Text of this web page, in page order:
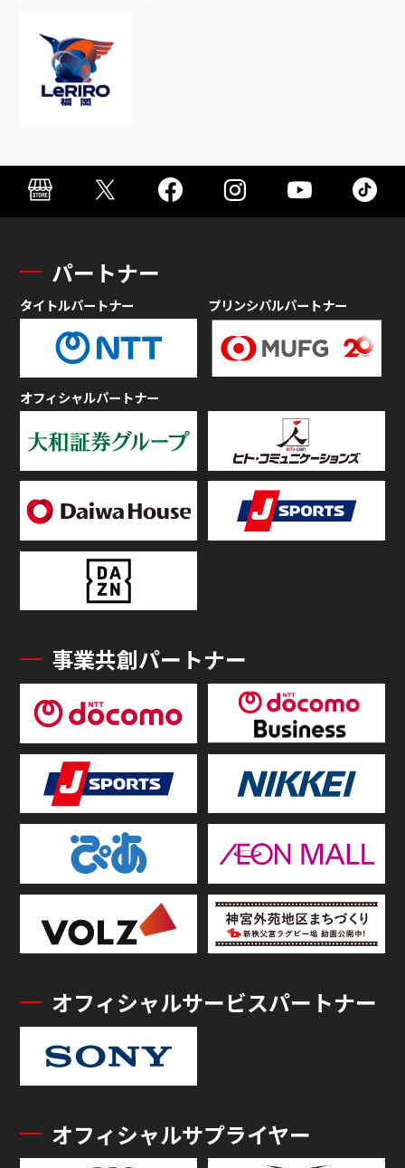
パートナー
タイトルパートナー プリンシパルパートナー
オフィシャルパートナー
事業共創パートナー
オフィシャルサービスパートナー
オフィシャルサプライヤー